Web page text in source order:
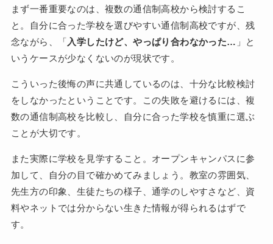
まず一番重要なのは、複数の通信制高校から検討するこ
と。自分に合った学校を選びやすい通信制高校ですが、残
念ながら、「 入学したけど、やっぱり合わなかった… 」と
いうケースが少なくないのが現状です。
こういった後悔の声に共通しているのは、十分な比較検討
をしなかったということです。この失敗を避けるには、複
数の通信制高校を比較し、自分に合った学校を慎重に選ぶ
ことが大切です。
また実際に学校を見学すること。オープンキャンパスに参
加して、自分の目で確かめてみましょう。教室の雰囲気、
先生方の印象、生徒たちの様子、通学のしやすさなど、資
料やネットでは分からない生きた情報が得られるはずで
す。